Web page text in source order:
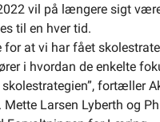
vil på længere sigt
til en hver tid.
for at vi har fået
i hvordan de enkelte
fortæller
Mette Larsen Lyberth og